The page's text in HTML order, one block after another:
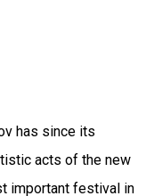
has since its
acts of the new
important festival in